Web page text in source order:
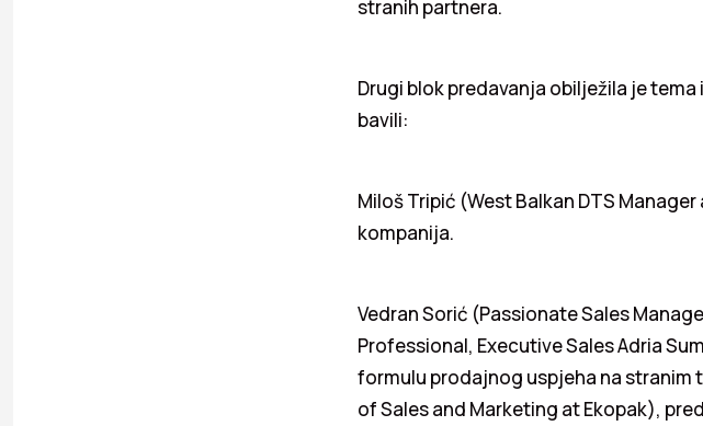
stranih partnera.
Drugi blok predavanja obilježila je tema
bavili:
Miloš Tripić (West Balkan DTS
kompanija.
Vedran Sorić (Passionate Sales
Professional, Executive Sales Adria
formulu prodajnog uspjeha na stranim
of Sales and Marketing at Ekopak),